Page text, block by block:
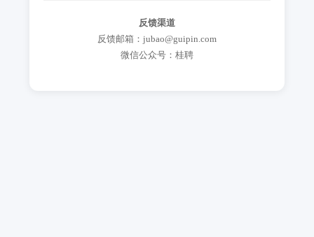
反馈渠道
反馈邮箱：jubao@guipin.com
微信公众号：桂聘